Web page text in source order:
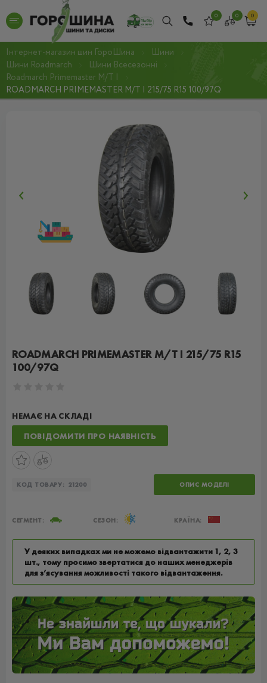
0 0 0
Інтернет-магазин шин ГороШина
Шини
Шини Roadmarch
Шини Всесезонні
Roadmarch Primemaster M/T I
ROADMARCH PRIMEMASTER M/T I 215/75 R15 100/97Q
ROADMARCH PRIMEMASTER M/T I 215/75 R15
100/97Q
НЕМАЄ НА СКЛАДІ
ПОВІДОМИТИ ПРО НАЯВНІСТЬ
КОД ТОВАРУ: 21200 ОПИС МОДЕЛІ
СЕГМЕНТ: СЕЗОН: КРАЇНА:
У деяких випадках ми не можемо відвантажити 1, 2, 3
шт., тому просимо звертатися до наших менеджерів
для з’ясування можливості такого відвантаження.